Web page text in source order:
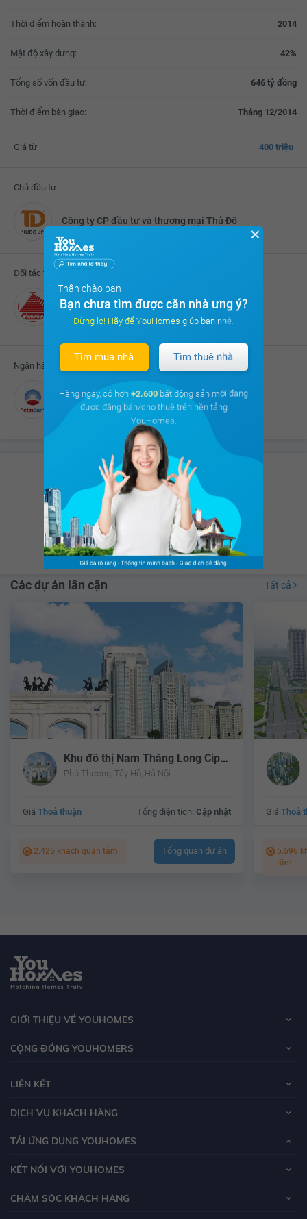
Thời điểm hoàn thành: 2014
Mật độ xây dựng: 42%
Tổng số vốn đầu tư: 646 tỷ đồng
Thời điểm bàn giao: Tháng 12/2014
Giá từ 400 triệu
Chủ đầu tư
Công ty CP đầu tư và thương mại Thủ Đô
Đối tác thực hiện
Công ty Cổ phần CONINCO 3C
Đối tác thực hiện
Ngân hàng liên kết cho vay
Ngân hàng TMCP Công Thương Việt Nam
Có hơn 8.675 thảo luận của Cư dân
trên cộng đồng cư dân
Xem ngay
Các dự án lân cận Tất cả
Khu đô thị Nam Thăng Long Ciputra Hanoi
Phú Thượng, Tây Hồ, Hà Nội
Giá Thoả thuận Tổng diện tích: Cập nhật
2.425 khách quan tâm Tổng quan dự án
Giá Thoả
5.596
tâm
GIỚI THIỆU VỀ YOUHOMES
CỘNG ĐỒNG YOUHOMERS
LIÊN KẾT
DỊCH VỤ KHÁCH HÀNG
TẢI ỨNG DỤNG YOUHOMES
KẾT NỐI VỚI YOUHOMES
CHĂM SÓC KHÁCH HÀNG
✕
Thân chào bạn
Bạn chưa tìm được căn nhà ưng ý?
Đừng lo! Hãy để YouHomes giúp bạn nhé.
Tìm mua nhà Tìm thuê nhà
Hàng ngày, có hơn +2.600 bất động sản mới đang
được đăng bán/cho thuê trên nền tảng
YouHomes.